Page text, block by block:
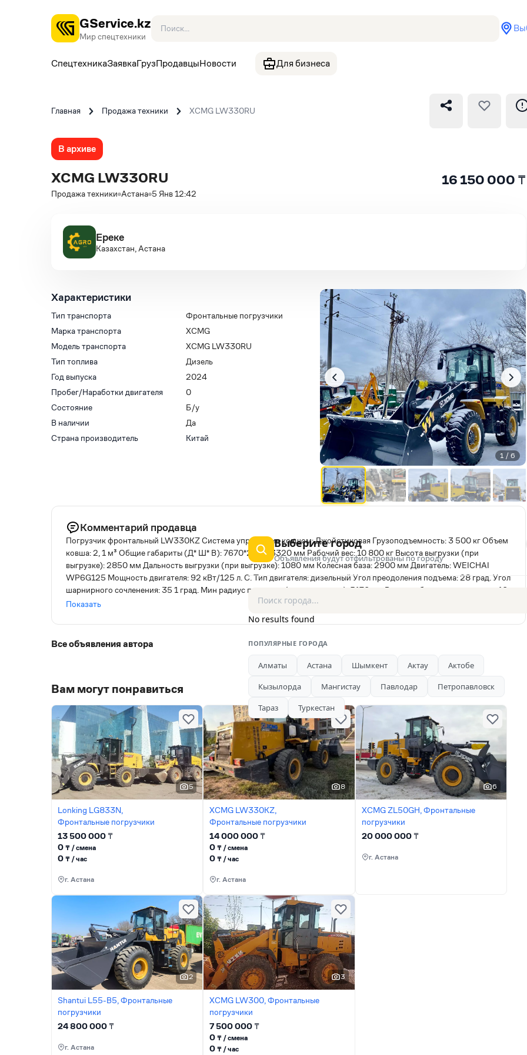
GService.kz
Мир спецтехники
СпецтехникаЗаявкаГрузПродавцыНовости Для бизнеса
Главная Продажа техники XCMG LW330RU
В архиве
XCMG LW330RU
Продажа техники Астана 5 Янв 12:42
16 150 000 ₸
Ереке
Казахстан, Астана
Характеристики
Тип транспорта
Фронтальные погрузчики
Марка транспорта
XCMG
Модель транспорта
XCMG LW330RU
Тип топлива
Дизель
Год выпуска
2024
Пробег/Наработки двигателя
0
Состояние
Б/у
В наличии
Да
Страна производитель
Китай
1 / 6
Комментарий продавца
Погрузчик фронтальный LW330KZ Система управление ковшом: Джойстиковая Грузоподъемность: 3 500 кг Объем
ковша: 2, 1 м³ Общие габариты (Д* Ш* В): 7670*2482*3320 мм Рабочий вес: 10 800 кг Высота выгрузки (при
выгрузке): 2850 мм Дальность выгрузки (при выгрузке): 1080 мм Колесная база: 2900 мм Двигатель: WEICHAI
WP6G125 Мощность двигателя: 92 кВт/125 л. С. Тип двигателя: дизельный Угол преодоления подъема: 28 град. Угол
шарнирного сочленения: 35 1 град. Мин радиус поворота (от центра шин): 5170 мм Время работы полного цикла: 10
секунд Кол-во передачь (вперед/назад): 4/2 Размер шины: 17, 5-25-12PR Ведущий мост: XCMGПодача в день
заказа. Пакет отчетных документов. Готов к работе. Без посредников. Запчасти оригинальные. В наличии. В
рассрочку. Обслуживалась у оф. дилера. Готова к эксплуатации. Гарантия. Заводская гарантия. Возможна продажа в
лизинг. Доставка по РК. Полная документация.
Показать
Все объявления автора
Вам могут понравиться
5
Lonking LG833N,
Фронтальные погрузчики
13 500 000₸
0 ₸ / сменa
0 ₸ / час
г. Астана
8
XCMG LW330KZ,
Фронтальные погрузчики
14 000 000₸
0₸ / сменa
0₸ / час
г. Астана
6
XCMG ZL50GH, Фронтальные
погрузчики
20 000 000₸
г. Астана
2
Shantui L55-B5, Фронтальные
погрузчики
24 800 000₸
г. Астана
3
XCMG LW300, Фронтальные
погрузчики
7 500 000₸
0₸ / сменa
0₸ / час
Выберите город
Объявления будут отфильтрованы по городу
No results found
ПОПУЛЯРНЫЕ ГОРОДА
Алматы Астана Шымкент Актау
Актобе
Кызылорда
Мангистау Павлодар
Петропавловск
Тараз
Туркестан